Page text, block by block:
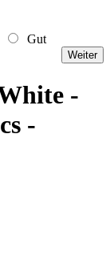
Gut
Weiter
-
-